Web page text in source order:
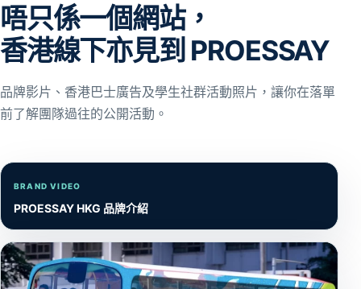
唔只係一個網站，
香港線下亦見到 PROESSAY
品牌影片、香港巴士廣告及學生社群活動照片，讓你在落單
前了解團隊過往的公開活動。
BRAND VIDEO
PROESSAY HKG 品牌介紹